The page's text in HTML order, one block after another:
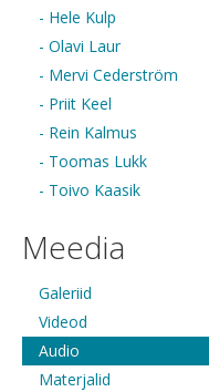
- Hele Kulp
- Olavi Laur
- Mervi Cederström
- Priit Keel
- Rein Kalmus
- Toomas Lukk
- Toivo Kaasik
Meedia
Galeriid
Videod
Audio
Materjalid